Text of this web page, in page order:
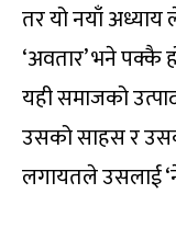
तर यो नयाँ
‘अवतार’ भने पक्कै
यही समाजको
उसको साहस र
लगायतले उसलाई